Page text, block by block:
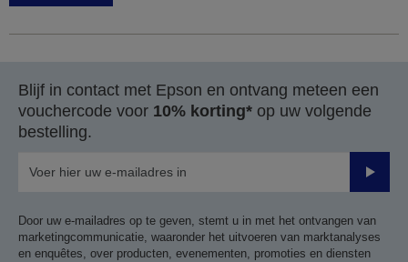
Blijf in contact met Epson en ontvang meteen een
vouchercode voor 10% korting* op uw volgende
bestelling.
Door uw e-mailadres op te geven, stemt u in met het ontvangen van
marketingcommunicatie, waaronder het uitvoeren van marktanalyses
en enquêtes, over producten, evenementen, promoties en diensten